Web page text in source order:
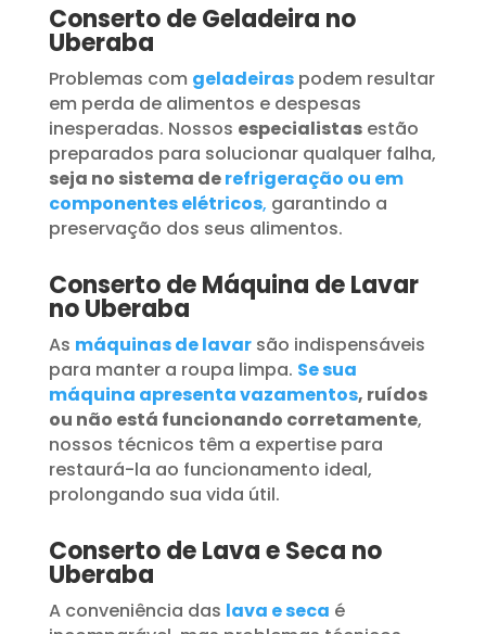
Conserto de Geladeira no
Uberaba
Problemas com geladeiraspodem resultar
em perda de alimentos e despesas
inesperadas. Nossos especialistasestão
preparados para solucionar qualquer falha,
seja no sistema derefrigeração ou em
componentes elétricos, garantindo a
preservação dos seus alimentos.
Conserto de Máquina de Lavar
no Uberaba
As máquinas de lavar são indispensáveis
para manter a roupa limpa. Se sua
máquina apresenta vazamentos, ruídos
ou não está funcionando corretamente,
nossos técnicos têm a expertise para
restaurá-la ao funcionamento ideal,
prolongando sua vida útil.
Conserto de Lava e Seca no
Uberaba
A conveniência das lava e seca é